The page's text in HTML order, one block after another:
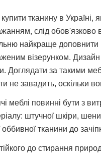
тканину в Україні,
слід обов'язково
найкраще доповнити
візерунком. Дизайн
Доглядати за такими
не завадить, оскільки
меблі повинні бути з
штучної шкіри,
тканини до
до стирання